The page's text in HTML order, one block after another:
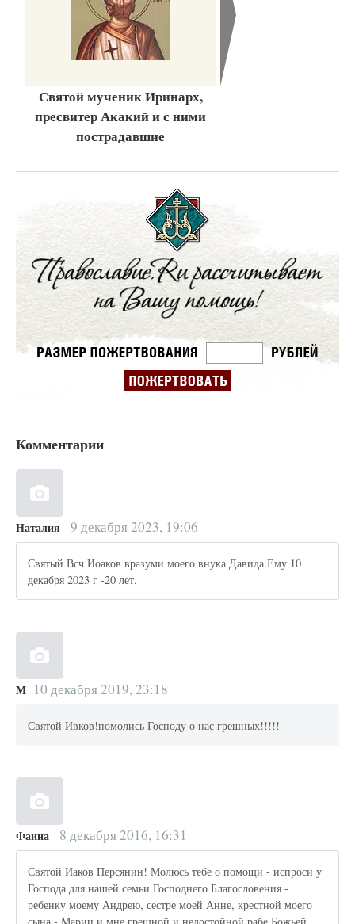
Святой мученик Иринарх,
пресвитер Акакий и с ними
пострадавшие
Комментарии
Наталия 9 декабря 2023, 19:06
Святый Всч Иоаков вразуми моего внука Давида.Ему 10
декабря 2023 г -20 лет.
М 10 декабря 2019, 23:18
Святой Ивков!помолись Господу о нас грешных!!!!!
Фаина 8 декабря 2016, 16:31
Святой Иаков Персянин! Молюсь тебе о помощи - испроси у
Господа для нашей семьи Господнего Благословения -
ребенку моему Андрею, сестре моей Анне, крестной моего
сына - Марии и мне грешной и недостойной рабе Божьей